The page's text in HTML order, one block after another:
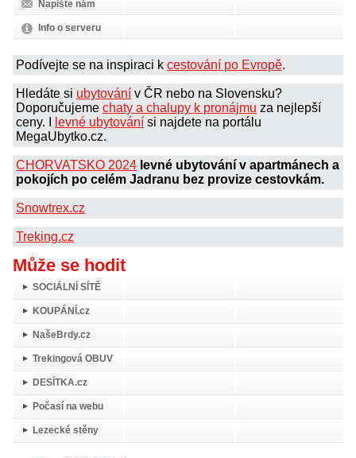
Napište nám
Info o serveru
Podívejte se na inspiraci k cestování po Evropě.
Hledáte si ubytování v ČR nebo na Slovensku?
Doporučujeme chaty a chalupy k pronájmu za nejlepší
ceny. I
levné ubytování si najdete na portálu
MegaUbytko.cz.
CHORVATSKO 2024 levné ubytování v apartmánech a
pokojích po celém Jadranu bez provize cestovkám.
Snowtrex.cz
Treking.cz
Může se hodit
SOCIÁLNÍ SÍTĚ
KOUPÁNÍ.cz
NašeBrdy.cz
Trekingová OBUV
DESÍTKA.cz
Počasí na webu
Lezecké stěny